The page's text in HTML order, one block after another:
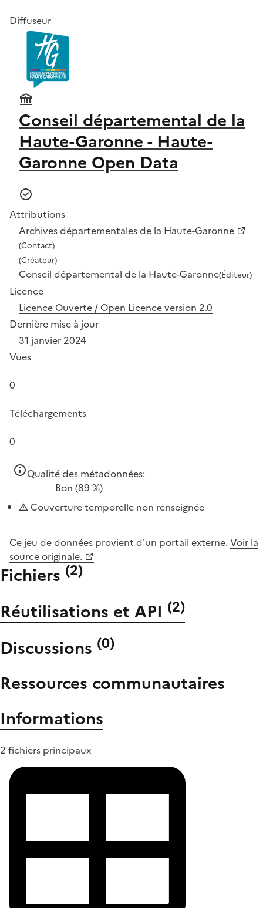
Diffuseur
Conseil départemental de la
Haute-Garonne - Haute-
Garonne Open Data
Attributions
Archives départementales de la Haute-Garonne
(Contact)
(Créateur)
Conseil départemental de la Haute-Garonne(Éditeur)
Licence
Licence Ouverte / Open Licence version 2.0
Dernière mise à jour
31 janvier 2024
Vues
0
Téléchargements
0
Qualité des métadonnées:
Bon (89 %)
Couverture temporelle non renseignée
Ce jeu de données provient d'un portail externe. Voir la
source originale.
Fichiers (2)
Réutilisations et API (2)
Discussions (0)
Ressources communautaires
Informations
2 fichiers principaux